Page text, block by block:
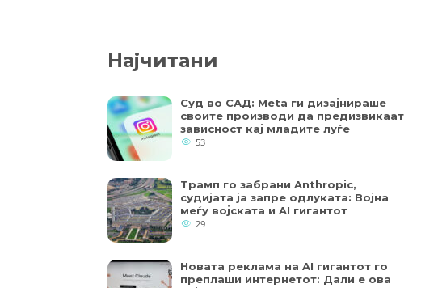
Најчитани
Суд во САД: Meta ги дизајнираше
своите производи да предизвикаат
зависност кај младите луѓе
53
Трамп го забрани Anthropic,
судијата ја запре одлуката: Војна
меѓу војската и AI гигантот
29
Новата реклама на AI гигантот го
преплаши интернетот: Дали е ова